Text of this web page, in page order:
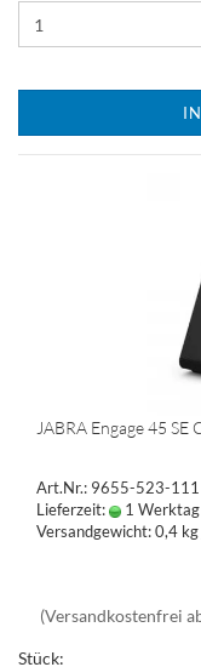
JABRA Engage 45
Art.Nr.: 9655-523-111
Lieferzeit:
1 Werktag
Versandgewicht:0,4
(Versandkostenfrei
Stück: